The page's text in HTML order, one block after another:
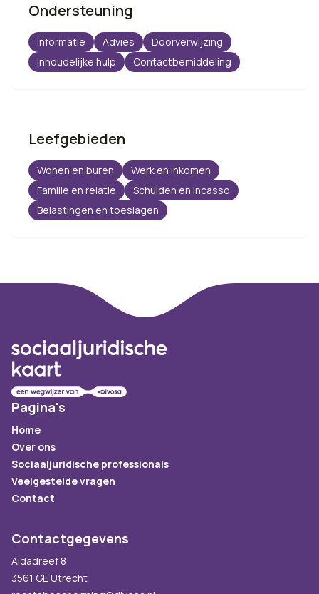
Ondersteuning
Informatie Advies
Doorverwijzing
Inhoudelijke hulp
Contactbemiddeling
Leefgebieden
Wonen en buren
Werk en inkomen
Familie en relatie
Schulden en incasso
Belastingen en toeslagen
Pagina's
Home
Over ons
Sociaaljuridische professionals
Veelgestelde vragen
Contact
Contactgegevens
Aidadreef 8
3561 GE Utrecht